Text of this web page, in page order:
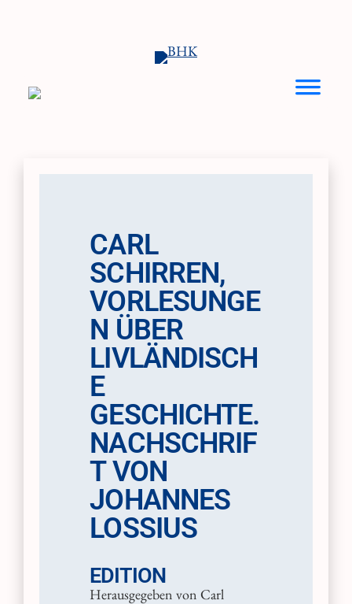
CARL
SCHIRREN,
VORLESUNGE
N ÜBER
LIVLÄNDISCH
E
GESCHICHTE.
NACHSCHRIF
T VON
JOHANNES
LOSSIUS
EDITION
Herausgegeben von Carl